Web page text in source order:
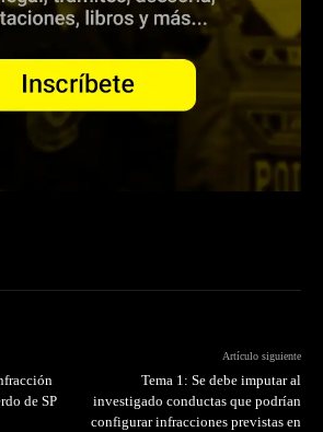
de SP
Artículo siguiente
Tema 1: Se debe imputar al
investigado conductas que podrían
configurar infracciones previstas en